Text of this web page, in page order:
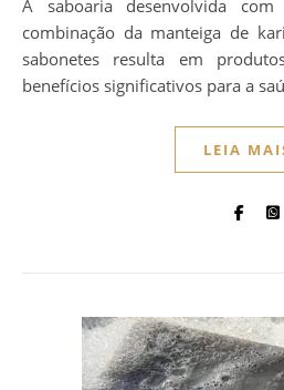
A saboaria desenvolvida com manteiga de karité A
combinação da manteiga de
sabonetes resulta em
benefícios significativos para a
LEIA